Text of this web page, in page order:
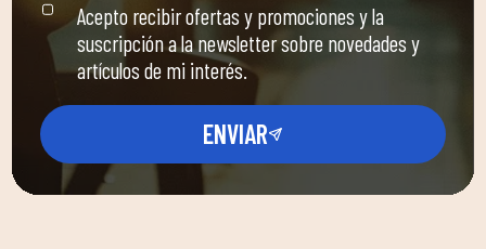
Acepto recibir ofertas y promociones y la
suscripción a la newsletter sobre novedades y
artículos de mi interés.
ENVIAR